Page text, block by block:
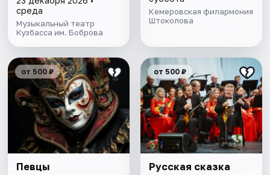
среда
Музыкальный театр
Кузбасса им. Боброва
Кемеровская филармония
Штоколова
от 500 ₽
Певцы
от 500 ₽
Русская сказка